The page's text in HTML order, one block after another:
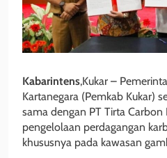
Kabarintens,Kukar –
Kartanegara (Pemkab Kukar)
sama dengan PT Tirta
pengelolaan perdagangan
khususnya pada kawasan